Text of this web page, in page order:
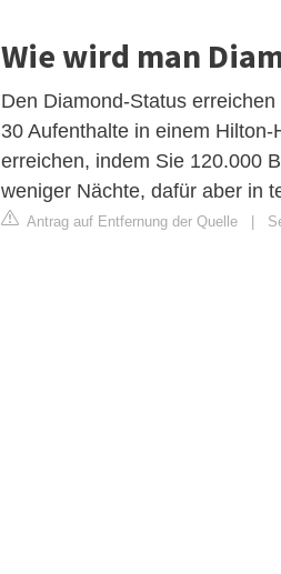
Wie wird man
Den Diamond-Status
30 Aufenthalte in einem
erreichen, indem Sie 120.000
weniger Nächte, dafür aber in
Antrag auf Entfernung der Quelle